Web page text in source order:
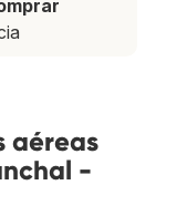
aéreas
-